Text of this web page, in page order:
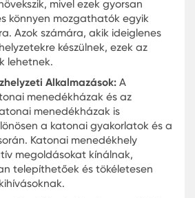
mivel gyorsan
készek.
jellemző, amit
Sok Gyorsan telepíthető
pár órán belül felállítható, és
készen állnak.
menedékhely konténer a Mobil
kategóriába tartozik, ami azt